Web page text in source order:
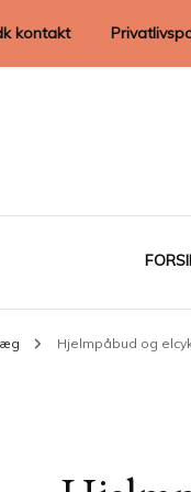
kontakt
Hjelmpåbud og